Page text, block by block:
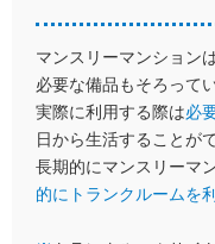
マンスリーマンション
必要な備品もそろって
実際に利用する際は必
日から生活することが
長期的にマンスリーマ
的にトランクルームを